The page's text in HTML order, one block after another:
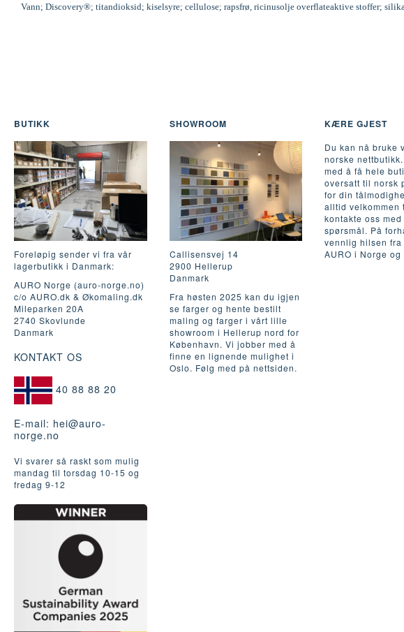
Vann; Discovery®; titandioksid; kiselsyre; cellulose; rapsfrø, ricinusolje overflateaktive stoffer;
BUTIKK
Foreløpig sender vi fra vår
lagerbutikk i Danmark:
AURO Norge (auro-norge.no)
c/o AURO.dk & Økomaling.dk
Mileparken 20A
2740 Skovlunde
Danmark
KONTAKT OS
40 88 88 20
E-mail: hei@auro-
norge.no
Vi svarer så raskt som mulig
mandag til torsdag 10-15 og
fredag ​​9-12
SHOWROOM
Callisensvej 14
2900 Hellerup
Danmark
Fra høsten 2025 kan du igjen
se farger og hente bestilt
maling og farger i vårt lille
showroom i Hellerup nord for
København. Vi jobber med å
finne en lignende mulighet i
Oslo. Følg med på nettsiden.
KÆRE GJEST
Du kan nå bruke
norske
med å få hele
oversatt til norsk
for din
alltid velkommen
kontakte oss
spørsmål. På
vennlig hilsen fra
AURO i Norge og